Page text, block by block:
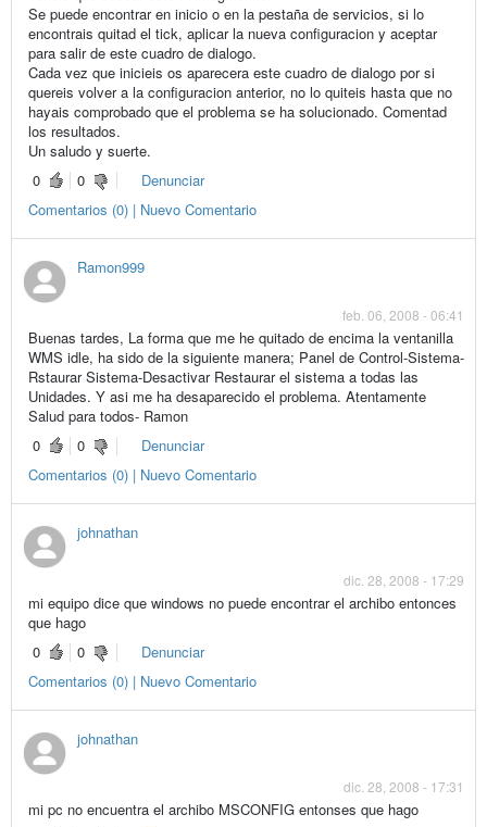
Se puede encontrar en inicio o en la pestaña de servicios, si lo
encontrais quitad el tick, aplicar la nueva configuracion y aceptar
para salir de este cuadro de dialogo.
Cada vez que inicieis os aparecera este cuadro de dialogo por si
quereis volver a la configuracion anterior, no lo quiteis hasta que no
hayais comprobado que el problema se ha solucionado. Comentad
los resultados.
Un saludo y suerte.
0
0
Denunciar
Comentarios (0) | Nuevo Comentario
Ramon999
feb. 06, 2008 - 06:41
Buenas tardes, La forma que me he quitado de encima la ventanilla
WMS idle, ha sido de la siguiente manera; Panel de Control-Sistema-
Rstaurar Sistema-Desactivar Restaurar el sistema a todas las
Unidades. Y asi me ha desaparecido el problema. Atentamente
Salud para todos- Ramon
0
0
Denunciar
Comentarios (0) | Nuevo Comentario
johnathan
dic. 28, 2008 - 17:29
mi equipo dice que windows no puede encontrar el archibo entonces
que hago
0
0
Denunciar
Comentarios (0) | Nuevo Comentario
johnathan
dic. 28, 2008 - 17:31
mi pc no encuentra el archibo MSCONFIG entonses que hago